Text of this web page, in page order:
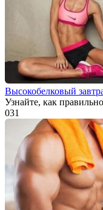
Высокобелковый
Узнайте, как
031